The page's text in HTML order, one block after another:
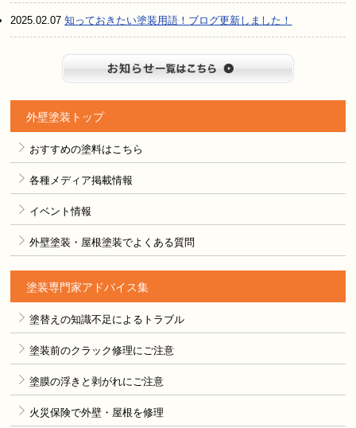
2025.02.07知っておきたい塗装用語！ブログ更新しました！
外壁塗装トップ
おすすめの塗料はこちら
各種メディア掲載情報
イベント情報
外壁塗装・屋根塗装でよくある質問
塗装専門家アドバイス集
塗替えの知識不足によるトラブル
塗装前のクラック修理にご注意
塗膜の浮きと剥がれにご注意
火災保険で外壁・屋根を修理